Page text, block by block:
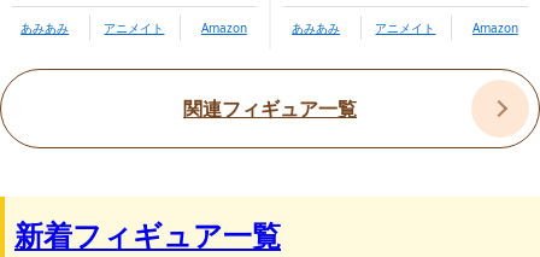
「ねんどろいど 橘ヒカリ」と「ねんどろいど 橘ノゾミ」がセ
ットになって登場！ハイランダー鉄道学園所属、CCCの「ヒカ
リ」と「ノゾミ」を一緒に迎えられる豪華2体セット商品で
あみあみ アニメイト Amazon あみあみ アニメイト Amazon
関連フィギュア一覧
新着フィギュア一覧